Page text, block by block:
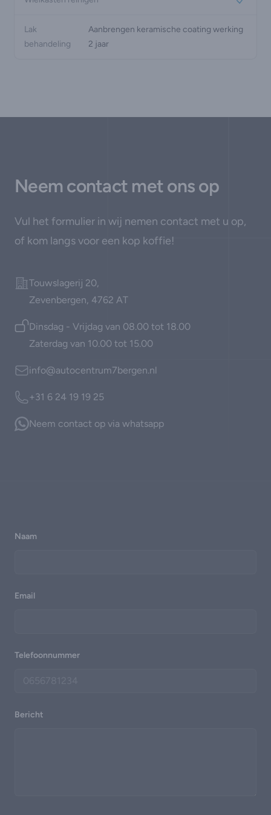
Lak
behandeling
Aanbrengen keramische coating werking
2 jaar
Neem contact met ons op
Vul het formulier in wij nemen contact met u op,
of kom langs voor een kop koffie!
Address
Touwslagerij 20,
Zevenbergen, 4762 AT
OpenDinsdag - Vrijdag van 08.00 tot 18.00
Zaterdag van 10.00 tot 15.00
Emailinfo@autocentrum7bergen.nl
Bellen+31 6 24 19 19 25
Whatsapp
Neem contact op via whatsapp
Naam
Email
Telefoonnummer
Bericht